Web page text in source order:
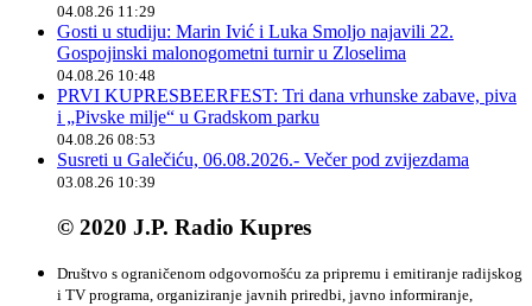
04.08.26 11:29
Gosti u studiju: Marin Ivić i Luka Smoljo najavili 22.
Gospojinski malonogometni turnir u Zloselima
04.08.26 10:48
PRVI KUPRESBEERFEST: Tri dana vrhunske zabave, piva
i „Pivske milje“ u Gradskom parku
04.08.26 08:53
Susreti u Galečiću, 06.08.2026.- Večer pod zvijezdama
03.08.26 10:39
© 2020 J.P. Radio Kupres
Društvo s ograničenom odgovornošću za pripremu i emitiranje radijskog
i TV programa, organiziranje javnih priredbi, javno informiranje,